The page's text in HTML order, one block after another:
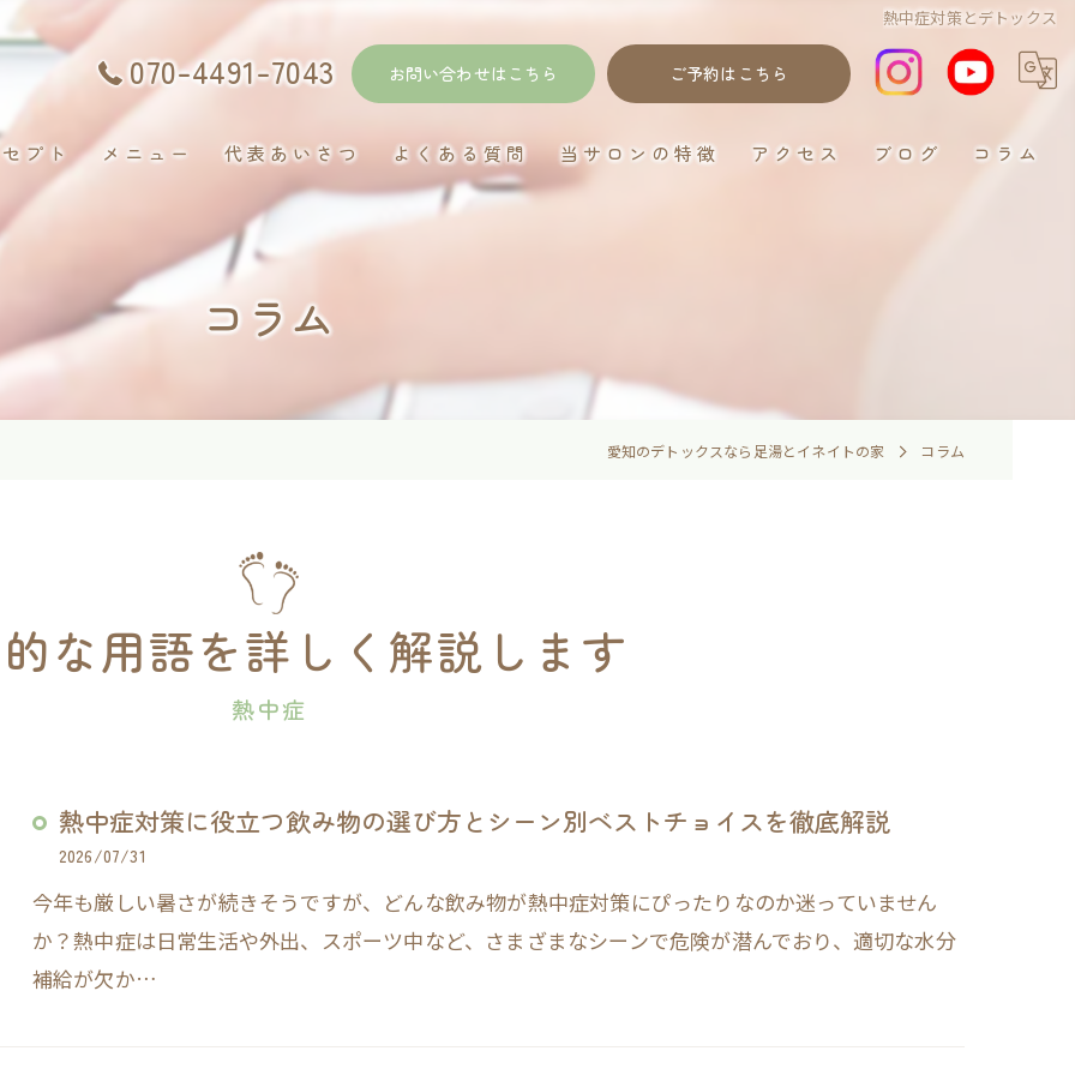
熱中症対策とデトックス
070-4491-7043 お問い合わせはこちら ご予約はこちら
プト メニュー 代表あいさつ よくある質問 当サロンの特徴
妊活
イネイト活性
アクセス ブログ コラム
コラム
愛知のデトックスなら足湯とイネイトの家 コラム
な用語を詳しく解説します
熱中症
熱中症対策に役立つ飲み物の選び方とシーン別ベストチョイスを徹底解説
2026/07/31
今年も厳しい暑さが続きそうですが、どんな飲み物が熱中症対策にぴったりなのか迷っていません
か？熱中症は日常生活や外出、スポーツ中など、さまざまなシーンで危険が潜んでおり、適切な水分
補給が欠か…